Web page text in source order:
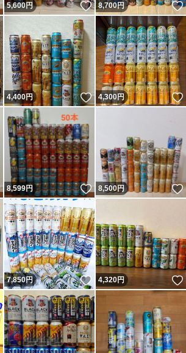
いいね！
5,600円 いいね！
8,700円
いいね！
4,400円 いいね！
4,300円
いいね！
8,599円 いいね！
8,500円
いいね！
7,850円 いいね！
4,320円